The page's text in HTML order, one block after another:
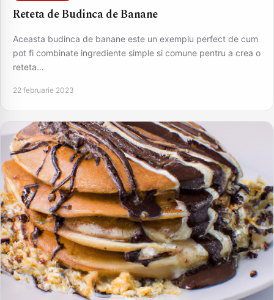
Reteta de Budinca de Banane
Aceasta budinca de banane este un exemplu perfect de cum
pot fi combinate ingrediente simple si comune pentru a crea o
reteta…
22 februarie 2023